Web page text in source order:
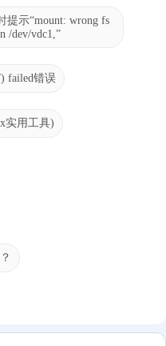
示“mount: wrong fs
/dev/vdc1,”
failed错误
实用工具)